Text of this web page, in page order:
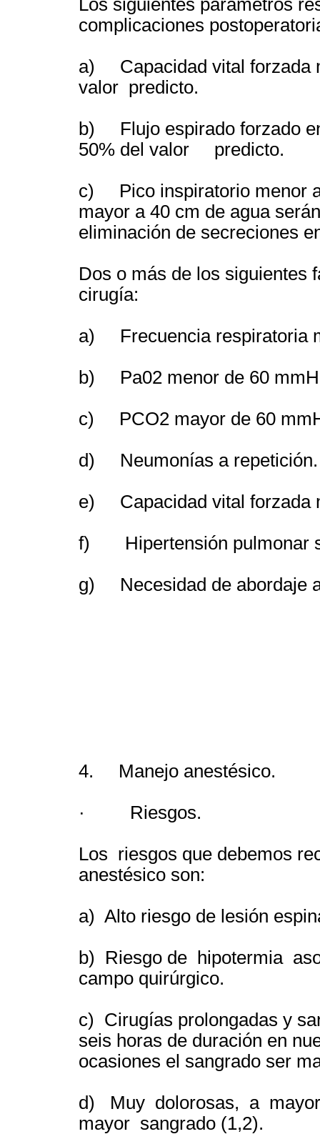
Los siguientes parámetros
complicaciones
a) Capacidad vital forzada
valor predicto.
b) Flujo espirado forzado
50% del valor predicto.
c) Pico inspiratorio menor
mayor a 40 cm de agua
eliminación de secreciones
Dos o más de los siguientes
cirugía:
a) Frecuencia respiratoria
b) Pa02 menor de 60
c) PCO2 mayor de 60
d) Neumonías a repetición.
e) Capacidad vital forzada
f) Hipertensión pulmonar
g) Necesidad de abordaje
4. Manejo anestésico.
· Riesgos.
Los riesgos que debemos
anestésico son:
a) Alto riesgo de lesión
b) Riesgo de hipotermia
campo quirúrgico.
c) Cirugías prolongadas y
seis horas de duración en
ocasiones el sangrado ser
d) Muy dolorosas, a
mayor sangrado (1,2).